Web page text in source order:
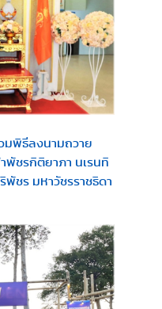
มพิธีลงนามถวาย
พัชรกิติยาภา นเรนทิ
ชร มหาวัชรราชธิดา